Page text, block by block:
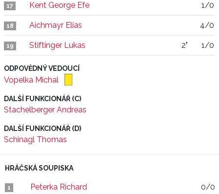
17 Kent George Efe 1/0
18 Aichmayr Elias 4/0
19 Stiftinger Lukas 2" 1/0
ODPOVĚDNÝ VEDOUCÍ
Vopelka Michal
DALŠÍ FUNKCIONÁŘ (C)
Stachelberger Andreas
DALŠÍ FUNKCIONÁŘ (D)
Schinagl Thomas
HRÁČSKÁ SOUPISKA
1 Peterka Richard 0/0